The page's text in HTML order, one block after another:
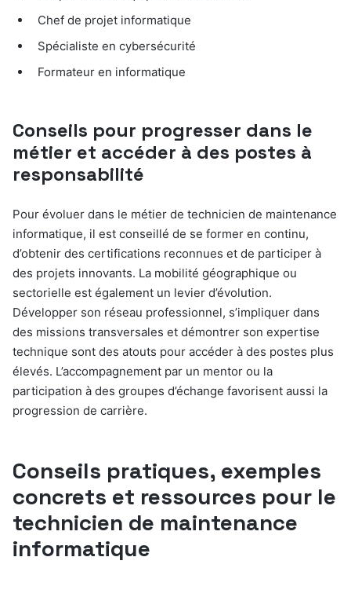
Chef de projet informatique
Spécialiste en cybersécurité
Formateur en informatique
Conseils pour progresser dans le
métier et accéder à des postes à
responsabilité
Pour évoluer dans le métier de technicien de maintenance
informatique, il est conseillé de se former en continu,
d’obtenir des certifications reconnues et de participer à
des projets innovants. La mobilité géographique ou
sectorielle est également un levier d’évolution.
Développer son réseau professionnel, s’impliquer dans
des missions transversales et démontrer son expertise
technique sont des atouts pour accéder à des postes plus
élevés. L’accompagnement par un mentor ou la
participation à des groupes d’échange favorisent aussi la
progression de carrière.
Conseils pratiques, exemples
concrets et ressources pour le
technicien de maintenance
informatique